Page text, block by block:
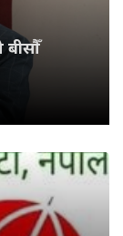
बीसौँ